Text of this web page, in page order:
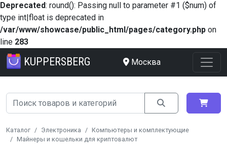
Deprecated: round(): Passing null to parameter #1 ($num) of
type int|float is deprecated in
/var/www/showcase/public_html/pages/category.php on
line 283
KUPPERSBERG Москва
Каталог Электроника
Компьютеры и комплектующие
Майнеры и кошельки для криптовалют